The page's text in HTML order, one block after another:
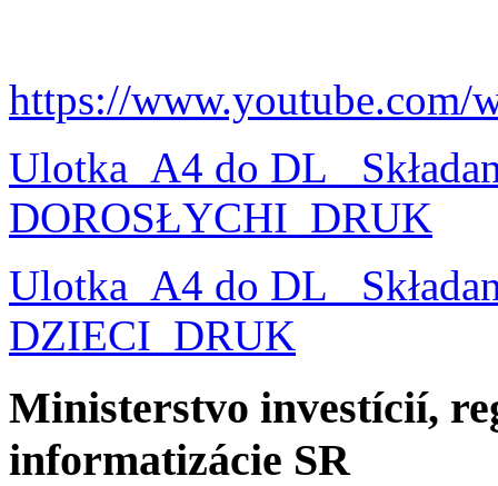
https://www.youtube.com/
Ulotka_A4 do DL_
DOROSŁYCHI_DRUK
Ulotka_A4 do DL_
DZIECI_DRUK
Ministerstvo investícií,
informatizácie SR